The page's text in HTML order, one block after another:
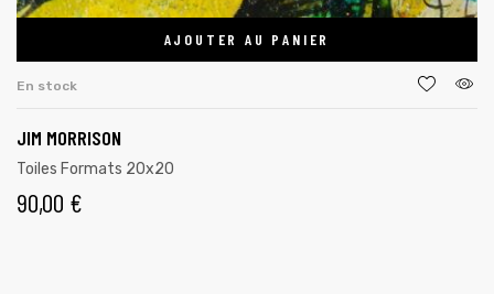
AJOUTER AU PANIER
En stock
JIM MORRISON
Toiles Formats 20x20
90,00 €